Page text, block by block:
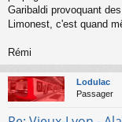
Garibaldi provoquant
Limonest, c'est quand
Rémi
Lodulac
Passager